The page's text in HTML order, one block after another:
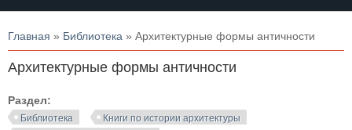
Вы здесь
Главная » Библиотека » Архитектурные формы античности
Архитектурные формы античности
Раздел:
Библиотека
Книги по истории архитектуры